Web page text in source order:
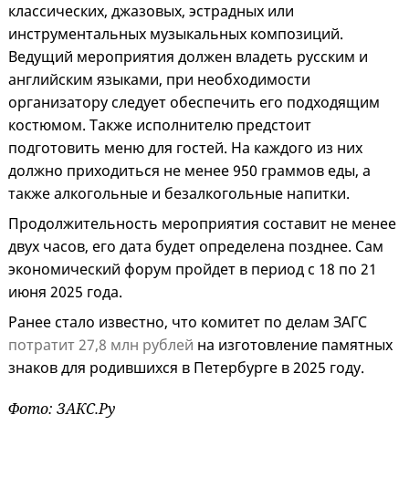
классических, джазовых, эстрадных или
инструментальных музыкальных композиций.
Ведущий мероприятия должен владеть русским и
английским языками, при необходимости
организатору следует обеспечить его подходящим
костюмом. Также исполнителю предстоит
подготовить меню для гостей. На каждого из них
должно приходиться не менее 950 граммов еды, а
также алкогольные и безалкогольные напитки.
Продолжительность мероприятия составит не менее
двух часов, его дата будет определена позднее. Сам
экономический форум пройдет в период с 18 по 21
июня 2025 года.
Ранее стало известно, что комитет по делам ЗАГС
потратит 27,8 млн рублей на изготовление памятных
знаков для родившихся в Петербурге в 2025 году.
Фото: ЗАКС.Ру